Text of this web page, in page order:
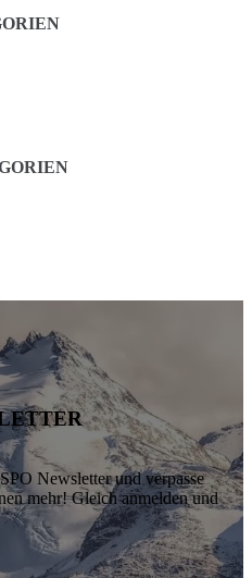
Newsletter und verpasse
mehr! Gleich anmelden und